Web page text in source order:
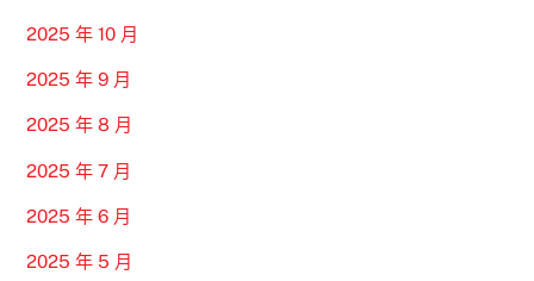
2025 年 10 月
2025 年 9 月
2025 年 8 月
2025 年 7 月
2025 年 6 月
2025 年 5 月